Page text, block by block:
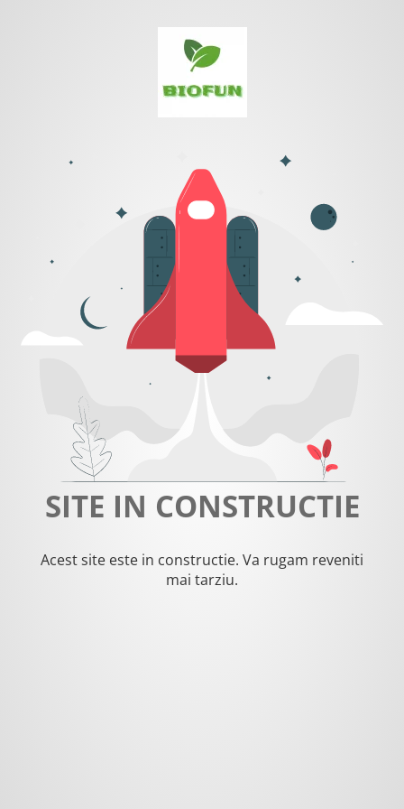
SITE IN CONSTRUCTIE
Acest site este in constructie. Va rugam reveniti
mai tarziu.